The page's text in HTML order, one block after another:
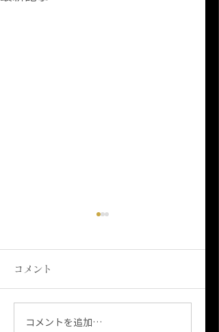
六本木店リニューアル
コメント
コメントを追加…